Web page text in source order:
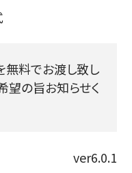
無料でお渡し致し
望の旨お知らせく
ver6.0.1